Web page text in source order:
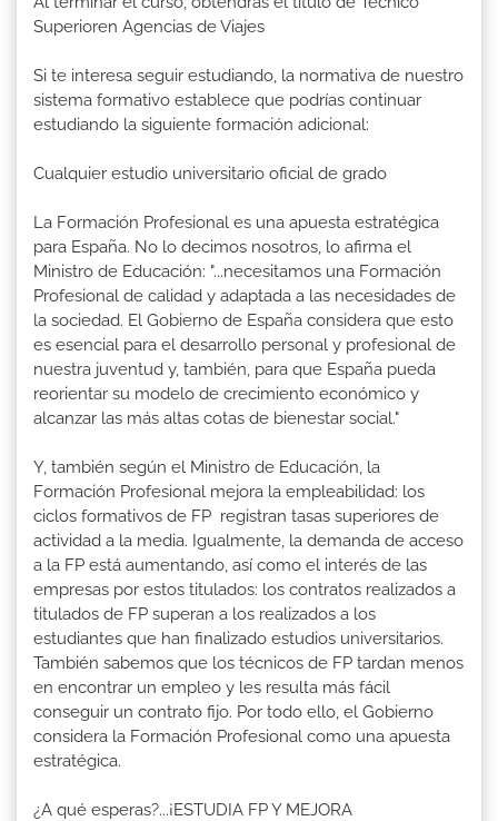
Superioren Agencias de Viajes
Si te interesa seguir estudiando, la normativa de nuestro
sistema formativo establece que podrías continuar
estudiando la siguiente formación adicional:
Cualquier estudio universitario oficial de grado
La Formación Profesional es una apuesta estratégica
para España. No lo decimos nosotros, lo afirma el
Ministro de Educación: "...necesitamos una Formación
Profesional de calidad y adaptada a las necesidades de
la sociedad. El Gobierno de España considera que esto
es esencial para el desarrollo personal y profesional de
nuestra juventud y, también, para que España pueda
reorientar su modelo de crecimiento económico y
alcanzar las más altas cotas de bienestar social."
Y, también según el Ministro de Educación, la
Formación Profesional mejora la empleabilidad: los
ciclos formativos de FP registran tasas superiores de
actividad a la media. Igualmente, la demanda de acceso
a la FP está aumentando, así como el interés de las
empresas por estos titulados: los contratos realizados a
titulados de FP superan a los realizados a los
estudiantes que han finalizado estudios universitarios.
También sabemos que los técnicos de FP tardan menos
en encontrar un empleo y les resulta más fácil
conseguir un contrato fijo. Por todo ello, el Gobierno
considera la Formación Profesional como una apuesta
estratégica.
¿A qué esperas?...¡ESTUDIA FP Y MEJORA